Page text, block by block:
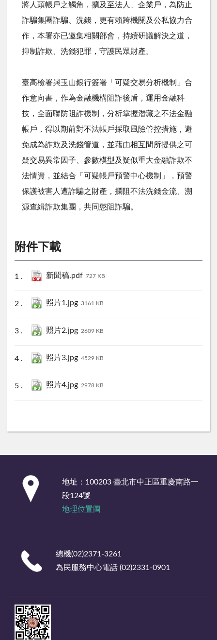
將人頭帳戶之觸角，擴及至法人、企業戶，為防止
詐騙集團詐騙、洗錢，更有賴跨機關及公私協力合
作，本署亦已邀集相關部會，持續研議解決之道，
抑制詐欺、洗錢犯罪，守護民眾財產。
臺高檢署與玉山銀行簽署「可疑交易分析機制」合
作意向書，作為金融機構阻詐後盾，運用金融科
技，全面聯防阻詐機制，分析掌握潛藏之不法金融
帳戶，得以期前對不法帳戶採取風險管控措施，避
免成為詐欺及洗錢管道，並藉由相互間所提供之可
疑交易異常因子、參數模型及疑似重大金融詐欺不
法情資，並結合「可疑帳戶預警中心機制」，預警
保護被害人遭詐騙之財產，攔阻不法洗錢金流、溯
源查緝詐欺集團，共同懲阻詐騙。
附件下載
新聞稿.pdf 727 KB
照片1.jpg 3161 KB
照片2.jpg 2609 KB
照片3.jpg 4529 KB
照片4.jpg 2978 KB
地址：100203 臺北市中正區重慶南路一
段124號
地理位置圖
總機(02)2371-3261
為民服務中心電話 (02)2331-0901